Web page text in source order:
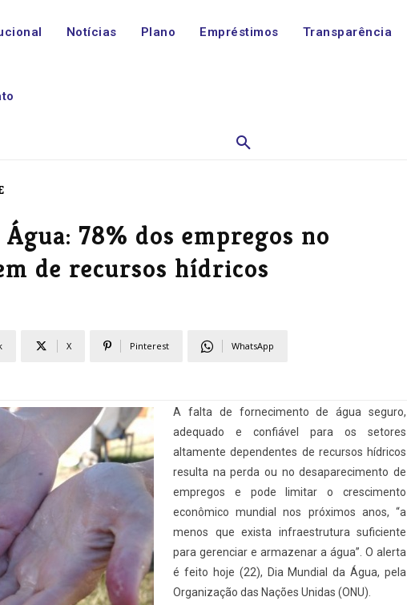
Notícias Plano Empréstimos Transparência
78% dos empregos no
de recursos hídricos
X Pinterest WhatsApp
A falta de fornecimento de água seguro,
adequado e confiável para os setores
altamente dependentes de recursos hídricos
resulta na perda ou no desaparecimento de
empregos e pode limitar o crescimento
econômico mundial nos próximos anos, “a
menos que exista infraestrutura suficiente
para gerenciar e armazenar a água”. O alerta
é feito hoje (22), Dia Mundial da Água, pela
Organização das Nações Unidas (ONU).